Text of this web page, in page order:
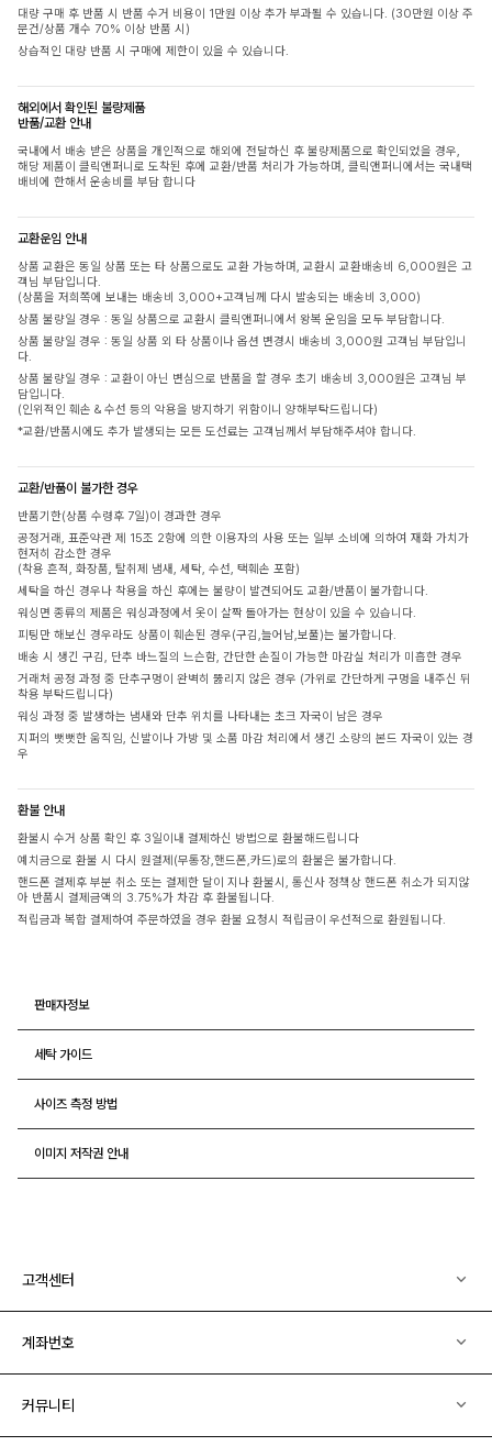
대량 구매 후 반품 시 반품 수거 비용이 1만원 이상 추가 부과될 수 있습니다. (30만원 이상 주
문건/상품 개수 70% 이상 반품 시)
상습적인 대량 반품 시 구매에 제한이 있을 수 있습니다.
해외에서 확인된 불량제품
반품/교환 안내
국내에서 배송 받은 상품을 개인적으로 해외에 전달하신 후 불량제품으로 확인되었을 경우,
해당 제품이 클릭앤퍼니로 도착된 후에 교환/반품 처리가 가능하며, 클릭앤퍼니에서는 국내택
배비에 한해서 운송비를 부담 합니다
교환운임 안내
상품 교환은 동일 상품 또는 타 상품으로도 교환 가능하며, 교환시 교환배송비 6,000원은 고
객님 부담입니다.
(상품을 저희쪽에 보내는 배송비 3,000+고객님께 다시 발송되는 배송비 3,000)
상품 불량일 경우 : 동일 상품으로 교환시 클릭앤퍼니에서 왕복 운임을 모두 부담합니다.
상품 불량일 경우 : 동일 상품 외 타 상품이나 옵션 변경시 배송비 3,000원 고객님 부담입니
다.
상품 불량일 경우 : 교환이 아닌 변심으로 반품을 할 경우 초기 배송비 3,000원은 고객님 부
담입니다.
(인위적인 훼손 & 수선 등의 악용을 방지하기 위함이니 양해부탁드립니다)
*교환/반품시에도 추가 발생되는 모든 도선료는 고객님께서 부담해주셔야 합니다.
교환/반품이 불가한 경우
반품기한(상품 수령후 7일)이 경과한 경우
공정거래, 표준약관 제 15조 2항에 의한 이용자의 사용 또는 일부 소비에 의하여 재화 가치가
현저히 감소한 경우
(착용 흔적, 화장품, 탈취제 냄새, 세탁, 수선, 택훼손 포함)
세탁을 하신 경우나 착용을 하신 후에는 불량이 발견되어도 교환/반품이 불가합니다.
워싱면 종류의 제품은 워싱과정에서 옷이 살짝 돌아가는 현상이 있을 수 있습니다.
피팅만 해보신 경우라도 상품이 훼손된 경우(구김,늘어남,보풀)는 불가합니다.
배송 시 생긴 구김, 단추 바느질의 느슨함, 간단한 손질이 가능한 마감실 처리가 미흡한 경우
거래처 공정 과정 중 단추구멍이 완벽히 뚫리지 않은 경우 (가위로 간단하게 구멍을 내주신 뒤
착용 부탁드립니다)
워싱 과정 중 발생하는 냄새와 단추 위치를 나타내는 초크 자국이 남은 경우
지퍼의 뻣뻣한 움직임, 신발이나 가방 및 소품 마감 처리에서 생긴 소량의 본드 자국이 있는 경
우
환불 안내
환불시 수거 상품 확인 후 3일이내 결제하신 방법으로 환불해드립니다
예치금으로 환불 시 다시 원결제(무통장,핸드폰,카드)로의 환불은 불가합니다.
핸드폰 결제후 부분 취소 또는 결제한 달이 지나 환불시, 통신사 정책상 핸드폰 취소가 되지않
아 반품시 결제금액의 3.75%가 차감 후 환불됩니다.
적립금과 복합 결제하여 주문하였을 경우 환불 요청시 적립금이 우선적으로 환원됩니다.
판매자정보
세탁 가이드
사이즈 측정 방법
이미지 저작권 안내
고객센터
계좌번호
커뮤니티